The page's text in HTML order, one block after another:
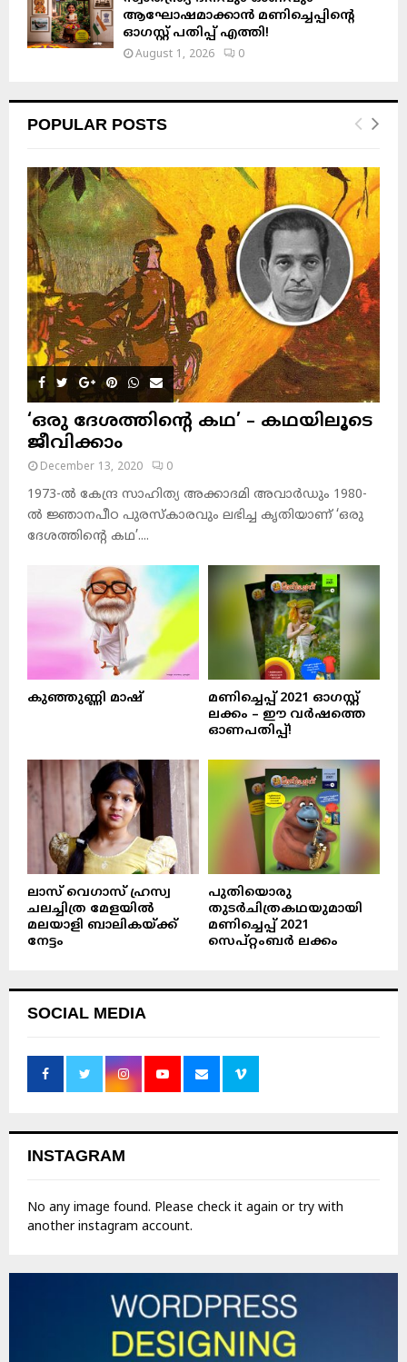
ആഘോഷമാക്കാൻ മണിച്ചെപ്പിന്റെ
ഓഗസ്റ്റ് പതിപ്പ് എത്തി!
August 1, 2026 0
POPULAR POSTS
‘ഒരു ദേശത്തിന്റെ കഥ’ – കഥയിലൂടെ
ജീവിക്കാം
December 13, 2020 0
1973-ല്‍ കേന്ദ്ര സാഹിത്യ അക്കാദമി അവാര്‍ഡും 1980-
ല്‍ ജ്ഞാനപീഠ പുരസ്‌കാരവും ലഭിച്ച കൃതിയാണ് ‘ഒരു
ദേശത്തിന്റെ കഥ’....
കുഞ്ഞുണ്ണി മാഷ്‌
മണിച്ചെപ്പ് 2021 ഓഗസ്റ്റ്
ലക്കം – ഈ വർഷത്തെ
ഓണപതിപ്പ്!
ലാസ് വെഗാസ് ഹ്രസ്വ
ചലച്ചിത്ര മേളയിൽ
മലയാളി ബാലികയ്ക്ക്
നേട്ടം
പുതിയൊരു
തുടർചിത്രകഥയുമായി
മണിച്ചെപ്പ് 2021
സെപ്റ്റംബർ ലക്കം
SOCIAL MEDIA
INSTAGRAM
No any image found. Please check it again or try with
another instagram account.